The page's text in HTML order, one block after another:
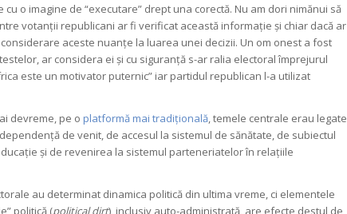
o imagine de “executare” drept una corectă. Nu am dori nimănui să
votanții republicani ar fi verificat această informație și chiar dacă ar
aceste nuanțe la luarea unei decizii. Un om onest a fost
ar considera ei și cu siguranță s-ar ralia electoral împrejurul
este un motivator puternic” iar partidul republican l-a utilizat
devreme, pe o platformă mai tradițională, temele centrale erau legate
de venit, de accesul la sistemul de sănătate, de subiectul
și de revenirea la sistemul parteneriatelor în relațiile
au determinat dinamica politică din ultima vreme, ci elementele
politică (political dirt), inclusiv auto-administrată, are efecte destul de